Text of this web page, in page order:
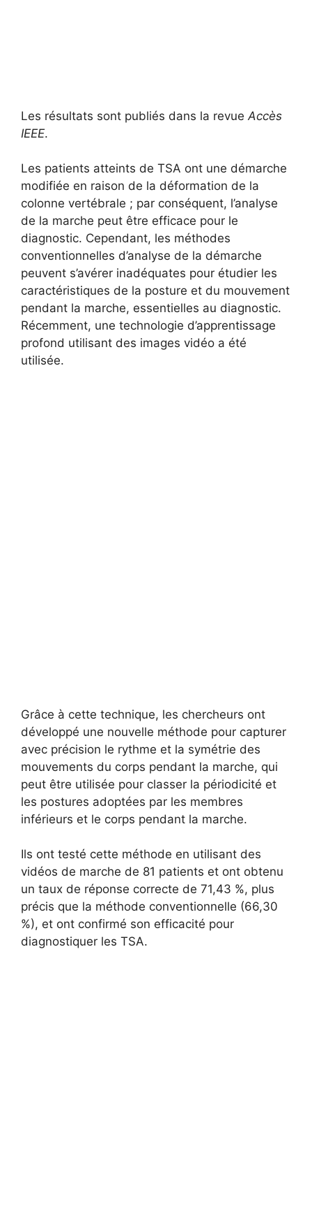
Les résultats sont publiés dans la revue Accès
IEEE.
Les patients atteints de TSA ont une démarche
modifiée en raison de la déformation de la
colonne vertébrale ; par conséquent, l’analyse
de la marche peut être efficace pour le
diagnostic. Cependant, les méthodes
conventionnelles d’analyse de la démarche
peuvent s’avérer inadéquates pour étudier les
caractéristiques de la posture et du mouvement
pendant la marche, essentielles au diagnostic.
Récemment, une technologie d’apprentissage
profond utilisant des images vidéo a été
utilisée.
Grâce à cette technique, les chercheurs ont
développé une nouvelle méthode pour capturer
avec précision le rythme et la symétrie des
mouvements du corps pendant la marche, qui
peut être utilisée pour classer la périodicité et
les postures adoptées par les membres
inférieurs et le corps pendant la marche.
Ils ont testé cette méthode en utilisant des
vidéos de marche de 81 patients et ont obtenu
un taux de réponse correcte de 71,43 %, plus
précis que la méthode conventionnelle (66,30
%), et ont confirmé son efficacité pour
diagnostiquer les TSA.